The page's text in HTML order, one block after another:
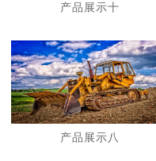
产品展示十
产品展示八